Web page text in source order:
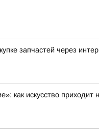
запчастей через
как искусство